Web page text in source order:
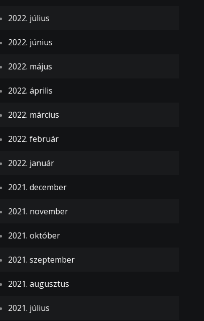
2022. július
2022. június
2022. május
2022. április
2022. március
2022. február
2022. január
2021. december
2021. november
2021. október
2021. szeptember
2021. augusztus
2021. július